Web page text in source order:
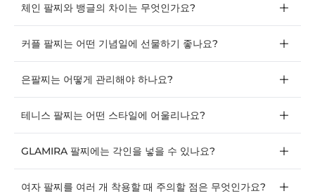
체인 팔찌와 뱅글의 차이는 무엇인가요?
커플 팔찌는 어떤 기념일에 선물하기 좋나요?
은팔찌는 어떻게 관리해야 하나요?
테니스 팔찌는 어떤 스타일에 어울리나요?
GLAMIRA 팔찌에는 각인을 넣을 수 있나요?
여자 팔찌를 여러 개 착용할 때 주의할 점은 무엇인가요?